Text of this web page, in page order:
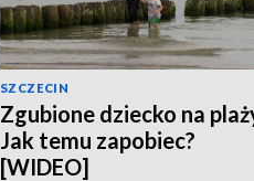
SZCZECIN
Zgubione dziecko na
Jak temu zapobiec?
[WIDEO]